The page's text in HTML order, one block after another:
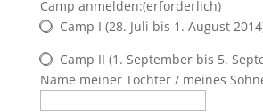
Camp anmelden:(erforderlich)
Camp I (28. Juli bis 1. August
Camp II (1. September bis 5.
Name meiner Tochter / meines